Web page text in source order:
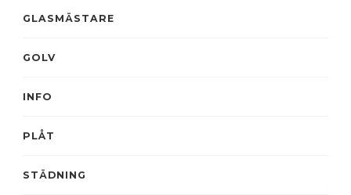
GLASMÄSTARE
GOLV
INFO
PLÅT
STÄDNING